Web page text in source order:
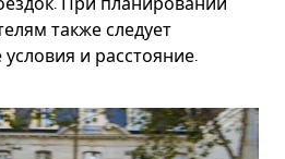
также следует
и расстояние.